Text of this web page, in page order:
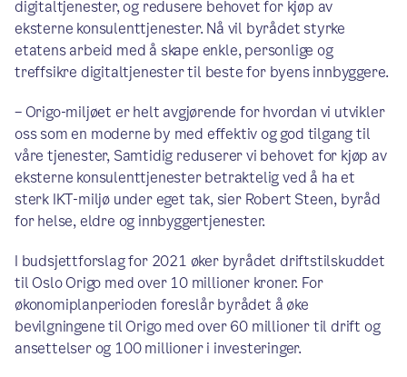
digitaltjenester, og redusere behovet for kjøp av
eksterne konsulenttjenester. Nå vil byrådet styrke
etatens arbeid med å skape enkle, personlige og
treffsikre digitaltjenester til beste for byens innbyggere.
– Origo-miljøet er helt avgjørende for hvordan vi utvikler
oss som en moderne by med effektiv og god tilgang til
våre tjenester, Samtidig reduserer vi behovet for kjøp av
eksterne konsulenttjenester betraktelig ved å ha et
sterk IKT-miljø under eget tak, sier Robert Steen, byråd
for helse, eldre og innbyggertjenester.
I budsjettforslag for 2021 øker byrådet driftstilskuddet
til Oslo Origo med over 10 millioner kroner. For
økonomiplanperioden foreslår byrådet å øke
bevilgningene til Origo med over 60 millioner til drift og
ansettelser og 100 millioner i investeringer.